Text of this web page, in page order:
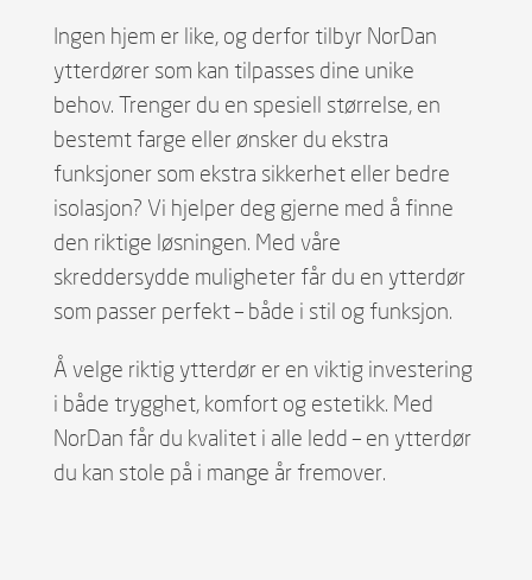
Ingen hjem er like, og derfor tilbyr NorDan
ytterdører som kan tilpasses dine unike
behov. Trenger du en spesiell størrelse, en
bestemt farge eller ønsker du ekstra
funksjoner som ekstra sikkerhet eller bedre
isolasjon? Vi hjelper deg gjerne med å finne
den riktige løsningen. Med våre
skreddersydde muligheter får du en ytterdør
som passer perfekt – både i stil og funksjon.
Å velge riktig ytterdør er en viktig investering
i både trygghet, komfort og estetikk. Med
NorDan får du kvalitet i alle ledd – en ytterdør
du kan stole på i mange år fremover.